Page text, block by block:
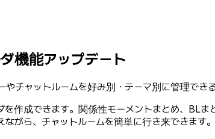
機能アップデート
チャットルームを好み別・テーマ別に管理でき
を作成できます。関係性モーメントまとめ、
ながら、チャットルームを簡単に行き来できます。